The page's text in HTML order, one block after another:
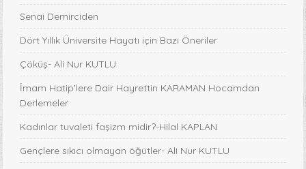
Senai Demirciden
Dört Yıllık Üniversite Hayatı için Bazı Öneriler
Çöküş- Ali Nur KUTLU
İmam Hatip'lere Dair Hayrettin KARAMAN Hocamdan
Derlemeler
Kadınlar tuvaleti faşizm midir?-Hilal KAPLAN
Gençlere sıkıcı olmayan öğütler- Ali Nur KUTLU